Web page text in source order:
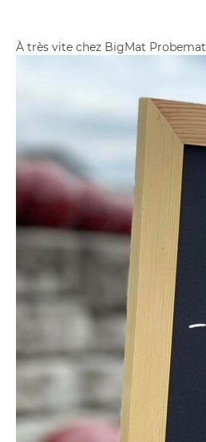
À très vite chez BigMat Probemat